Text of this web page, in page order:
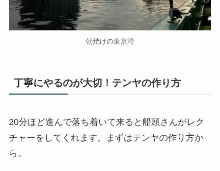
朝焼けの東京湾
丁寧にやるのが大切！テンヤの作り方
20分ほど進んで落ち着いて来ると船頭さんがレク
チャーをしてくれます。まずはテンヤの作り方か
ら。